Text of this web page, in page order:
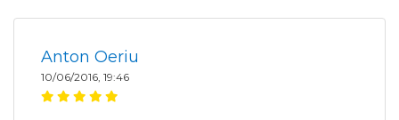
Anton Oeriu
10/06/2016, 19:46